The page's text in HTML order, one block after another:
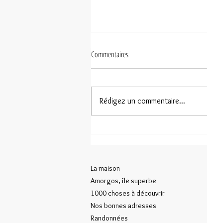
Commentaires
Rédigez un commentaire...
La maison
Amorgos, île superbe
1000 choses à découvrir
Nos bonnes adresses
Randonnées